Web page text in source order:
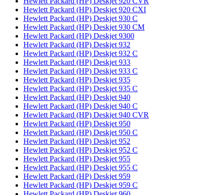
Hewlett Packard (HP) Deskjet 920 CXI
Hewlett Packard (HP) Deskjet 930 C
Hewlett Packard (HP) Deskjet 930 CM
Hewlett Packard (HP) Deskjet 9300
Hewlett Packard (HP) Deskjet 932
Hewlett Packard (HP) Deskjet 932 C
Hewlett Packard (HP) Deskjet 933
Hewlett Packard (HP) Deskjet 933 C
Hewlett Packard (HP) Deskjet 935
Hewlett Packard (HP) Deskjet 935 C
Hewlett Packard (HP) Deskjet 940
Hewlett Packard (HP) Deskjet 940 C
Hewlett Packard (HP) Deskjet 940 CVR
Hewlett Packard (HP) Deskjet 950
Hewlett Packard (HP) Deskjet 950 C
Hewlett Packard (HP) Deskjet 952
Hewlett Packard (HP) Deskjet 952 C
Hewlett Packard (HP) Deskjet 955
Hewlett Packard (HP) Deskjet 955 C
Hewlett Packard (HP) Deskjet 959
Hewlett Packard (HP) Deskjet 959 C